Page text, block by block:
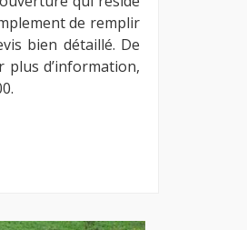
de remplir
bien détaillé. De
plus d’information,